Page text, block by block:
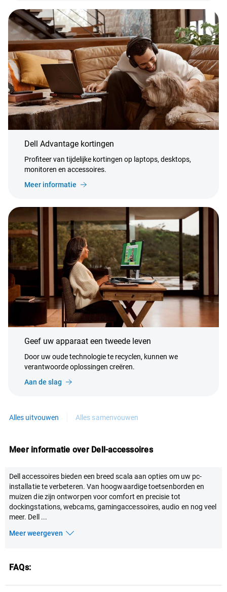
Dell Advantage kortingen
Profiteer van tijdelijke kortingen op laptops, desktops,
monitoren en accessoires.
Meer informatie
Geef uw apparaat een tweede leven
Door uw oude technologie te recyclen, kunnen we
verantwoorde oplossingen creëren.
Aan de slag
Alles uitvouwen Alles samenvouwen
Meer informatie over Dell-accessoires
Dell accessoires bieden een breed scala aan opties om uw pc-
installatie te verbeteren. Van hoogwaardige toetsenborden en
muizen die zijn ontworpen voor comfort en precisie tot
dockingstations, webcams, gamingaccessoires, audio en nog veel
meer. Dell ...
Meer weergeven
FAQs: